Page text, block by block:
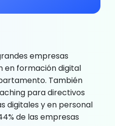
empresas
en formación digital
También
para directivos
digitales y en personal
de las empresas